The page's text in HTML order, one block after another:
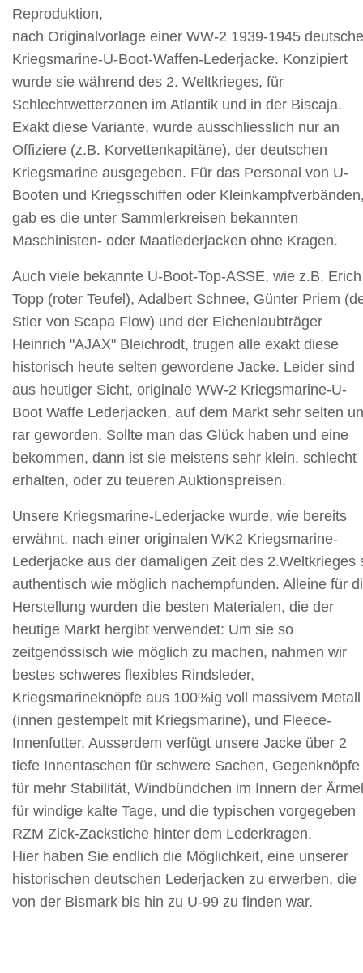
Reproduktion,
nach Originalvorlage einer WW-2 1939-1945
Kriegsmarine-U-Boot-Waffen-Lederjacke. Konzipiert
wurde sie während des 2. Weltkrieges, für
Schlechtwetterzonen im Atlantik und in der Biscaja.
Exakt diese Variante, wurde ausschliesslich nur an
Offiziere (z.B. Korvettenkapitäne), der deutschen
Kriegsmarine ausgegeben. Für das Personal von U-
Booten und Kriegsschiffen oder
gab es die unter Sammlerkreisen bekannten
Maschinisten- oder Maatlederjacken ohne Kragen.
Auch viele bekannte U-Boot-Top-ASSE, wie z.B. Erich
Topp (roter Teufel), Adalbert Schnee, Günter Priem
Stier von Scapa Flow) und der Eichenlaubträger
Heinrich "AJAX" Bleichrodt, trugen alle exakt diese
historisch heute selten gewordene Jacke. Leider sind
aus heutiger Sicht, originale WW-2 Kriegsmarine-U-
Boot Waffe Lederjacken, auf dem Markt sehr selten
rar geworden. Sollte man das Glück haben und eine
bekommen, dann ist sie meistens sehr klein, schlecht
erhalten, oder zu teueren Auktionspreisen.
Unsere Kriegsmarine-Lederjacke wurde, wie bereits
erwähnt, nach einer originalen WK2 Kriegsmarine-
Lederjacke aus der damaligen Zeit des 2.Weltkrieges
authentisch wie möglich nachempfunden. Alleine für
Herstellung wurden die besten Materialen, die der
heutige Markt hergibt verwendet: Um sie so
zeitgenössisch wie möglich zu machen, nahmen wir
bestes schweres flexibles Rindsleder,
Kriegsmarineknöpfe aus 100%ig voll massivem Metall
(innen gestempelt mit Kriegsmarine), und Fleece-
Innenfutter. Ausserdem verfügt unsere Jacke über 2
tiefe Innentaschen für schwere Sachen, Gegenknöpfe
für mehr Stabilität, Windbündchen im Innern der Ärmel
für windige kalte Tage, und die typischen vorgegeben
RZM Zick-Zackstiche hinter dem Lederkragen.
Hier haben Sie endlich die Möglichkeit, eine unserer
historischen deutschen Lederjacken zu erwerben, die
von der Bismark bis hin zu U-99 zu finden war.